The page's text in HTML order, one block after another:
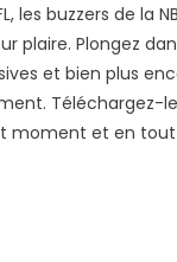
les buzzers de la
plaire. Plongez
et bien plus
Téléchargez-
moment et en tout